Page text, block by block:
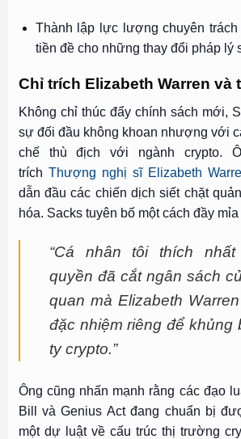
Thành lập lực lượng chuyên
tiền đề cho những thay đổi pháp lý
Chỉ trích Elizabeth Warren và
Không chỉ thúc đẩy chính sách mới,
sự đối đầu không khoan nhượng với
chế thù địch với ngành crypto.
trích Thượng nghị sĩ Elizabeth
dẫn đầu các chiến dịch siết chặt
hóa. Sacks tuyên bố một cách đầy mỉa
“Cá nhân tôi thích
quyền đã cắt ngân sách
quan mà Elizabeth
đặc nhiệm riêng để khủng
ty crypto.”
Ông cũng nhấn mạnh rằng các đạo
Bill và Genius Act đang chuẩn bị
một dự luật về cấu trúc thị trường